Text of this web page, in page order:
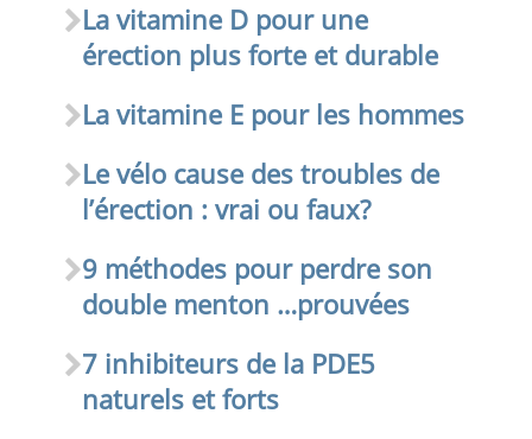
La vitamine D pour une
érection plus forte et durable
La vitamine E pour les hommes
Le vélo cause des troubles de
l’érection : vrai ou faux?
9 méthodes pour perdre son
double menton …prouvées
7 inhibiteurs de la PDE5
naturels et forts